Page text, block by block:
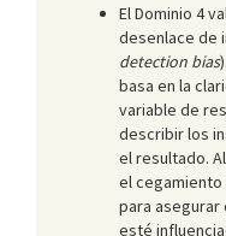
El Dominio 4
desenlace de
detection bias
basa en la
variable de
describir los
el resultado.
el
para asegurar
esté